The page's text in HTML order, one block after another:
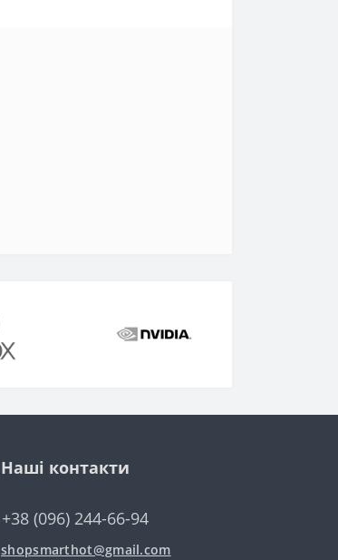
Наші контакти
+38 (096) 244-66-94
shopsmarthot@gmail.com